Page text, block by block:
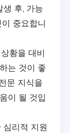
생 후, 가능
중요합니
황을 대비
는 것이 좋
문 지식을
이 될 것입
심리적 지원